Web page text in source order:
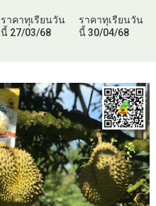
ราคาทุเรียนวัน
นี้ 27/03/68
ราคาทุเรียนวัน
นี้ 30/04/68